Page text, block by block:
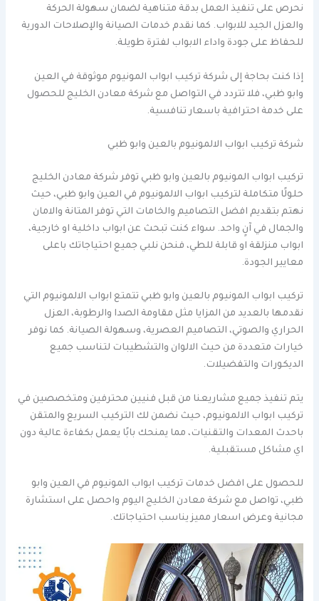
نحرص على تنفيذ العمل بدقة متناهية لضمان سهولة الحركة
والعزل الجيد للابواب. كما نقدم خدمات الصيانة والإصلاحات الدورية
للحفاظ على جودة واداء الابواب لفترة طويلة.
إذا كنت بحاجة إلى شركة تركيب ابواب المونيوم موثوقة في العين
وابو ظبي، فلا تتردد في التواصل مع شركة معادن الخليج للحصول
على خدمة احترافية باسعار تنافسية.
شركة تركيب ابواب الالمونيوم بالعين وابو ظبي
تركيب ابواب المونيوم بالعين وابو ظبي توفر شركة معادن الخليج
حلولًا متكاملة لتركيب ابواب الالمونيوم في العين وابو ظبي، حيث
نهتم بتقديم افضل التصاميم والخامات التي توفر المتانة والامان
والجمال في آنٍ واحد. سواء كنت تبحث عن ابواب داخلية او خارجية،
ابواب منزلقة او قابلة للطي، فنحن نلبي جميع احتياجاتك باعلى
معايير الجودة.
تركيب ابواب المونيوم بالعين وابو ظبي تتمتع ابواب الالمونيوم التي
نقدمها بالعديد من المزايا مثل مقاومة الصدا والرطوبة، العزل
الحراري والصوتي، التصاميم العصرية، وسهولة الصيانة. كما نوفر
خيارات متعددة من حيث الالوان والتشطيبات لتناسب جميع
الديكورات والتفضيلات.
يتم تنفيذ جميع مشاريعنا من قبل فنيين محترفين ومتخصصين في
تركيب ابواب الالمونيوم، حيث نضمن لك التركيب السريع والمتقن
باحدث المعدات والتقنيات، مما يمنحك بابًا يعمل بكفاءة عالية دون
اي مشاكل مستقبلية.
للحصول على افضل خدمات تركيب ابواب المونيوم في العين وابو
ظبي، تواصل مع شركة معادن الخليج اليوم واحصل على استشارة
مجانية وعرض اسعار مميز يناسب احتياجاتك.